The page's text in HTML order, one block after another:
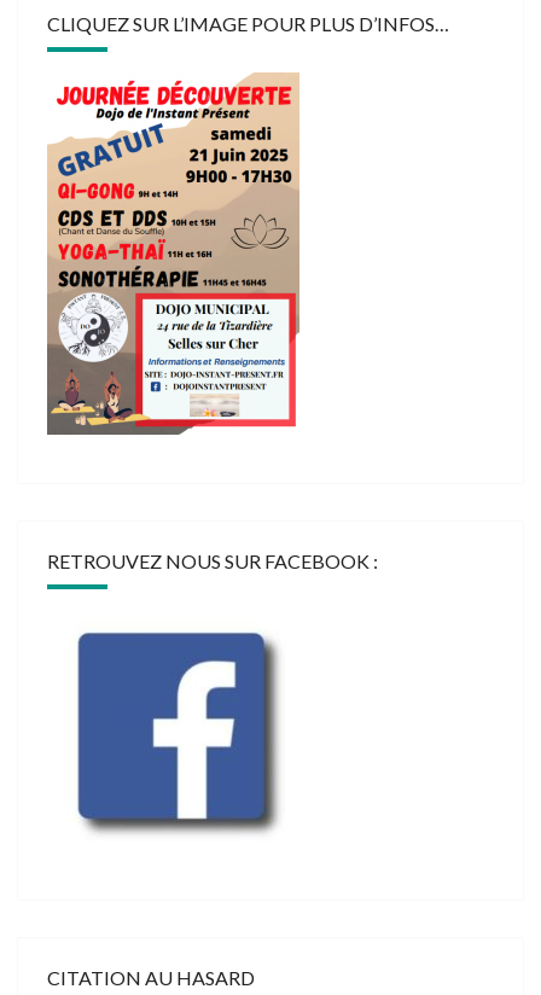
CLIQUEZ SUR L’IMAGE POUR PLUS D’INFOS…
RETROUVEZ NOUS SUR FACEBOOK :
CITATION AU HASARD